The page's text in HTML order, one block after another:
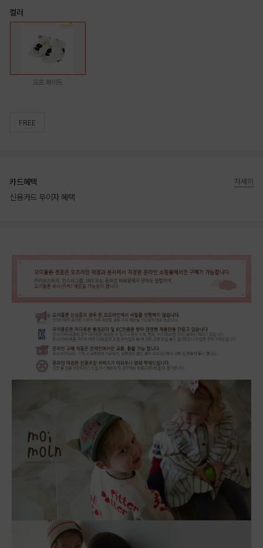
컬러
오프 화이트
FREE
카드혜택
신용카드 무이자 혜택
자세히